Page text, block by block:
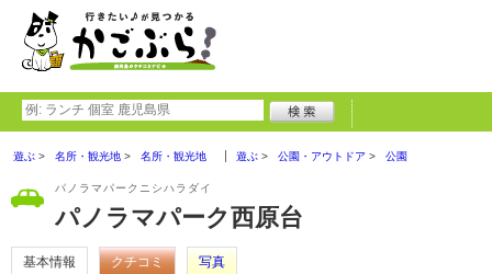
遊ぶ 名所・観光地 名所・観光地 遊ぶ 公園・アウトドア 公園
パノラマパークニシハラダイ
パノラマパーク西原台
基本情報 クチコミ
写真